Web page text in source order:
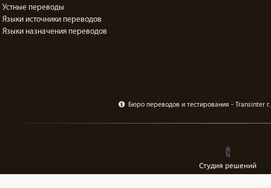
Устные переводы
Языки источники переводов
Языки назначения переводов
Бюро переводов и тестирования - Transinter
Студия решений